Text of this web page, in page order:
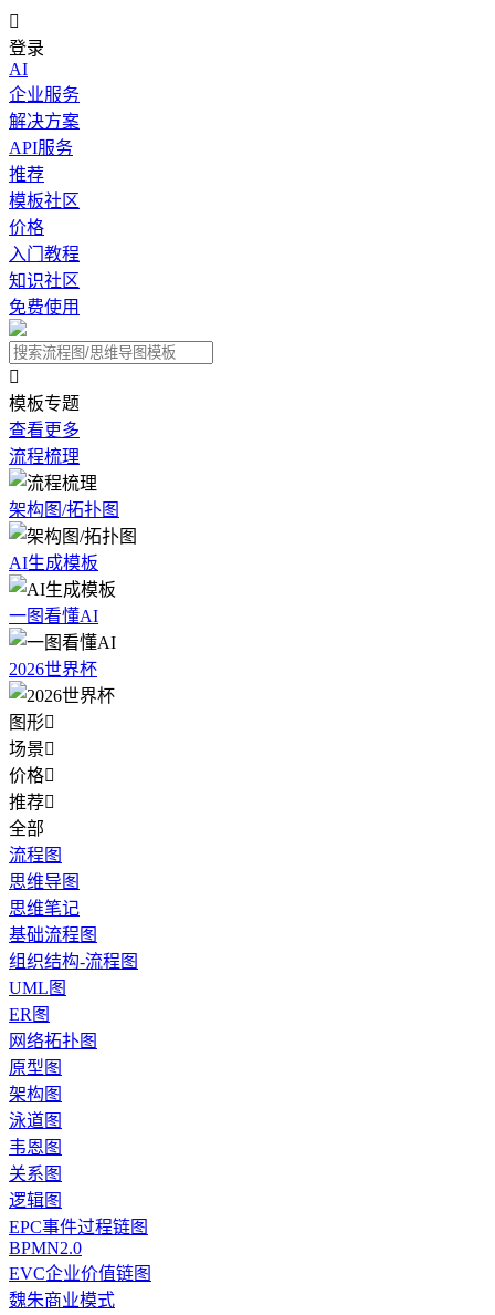

登录
AI
企业服务
解决方案
API服务
推荐
模板社区
价格
入门教程
知识社区
免费使用

模板专题
查看更多
流程梳理
架构图/拓扑图
AI生成模板
一图看懂AI
2026世界杯
图形
场景
价格
推荐
全部
流程图
思维导图
思维笔记
基础流程图
组织结构-流程图
UML图
ER图
网络拓扑图
原型图
架构图
泳道图
韦恩图
关系图
逻辑图
EPC事件过程链图
BPMN2.0
EVC企业价值链图
魏朱商业模式